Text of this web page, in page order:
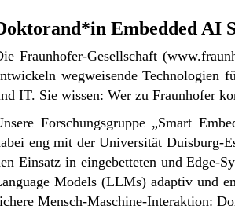
Embedded AI
Fraunhofer-Gesellschaft (
wegweisende Technologien
IT. Sie wissen: Wer zu Fraunhofer
Forschungsgruppe „Smart
eng mit der Universität Duisburg-
Einsatz in eingebetteten und Edge-
Models (LLMs) adaptiv und
Mensch-Maschine-Interaktion: